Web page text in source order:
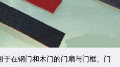
于在钢门和木门的门扇与门框、门